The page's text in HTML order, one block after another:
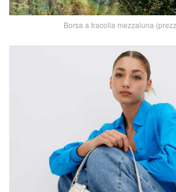
Borsa a tracolla mezzaluna